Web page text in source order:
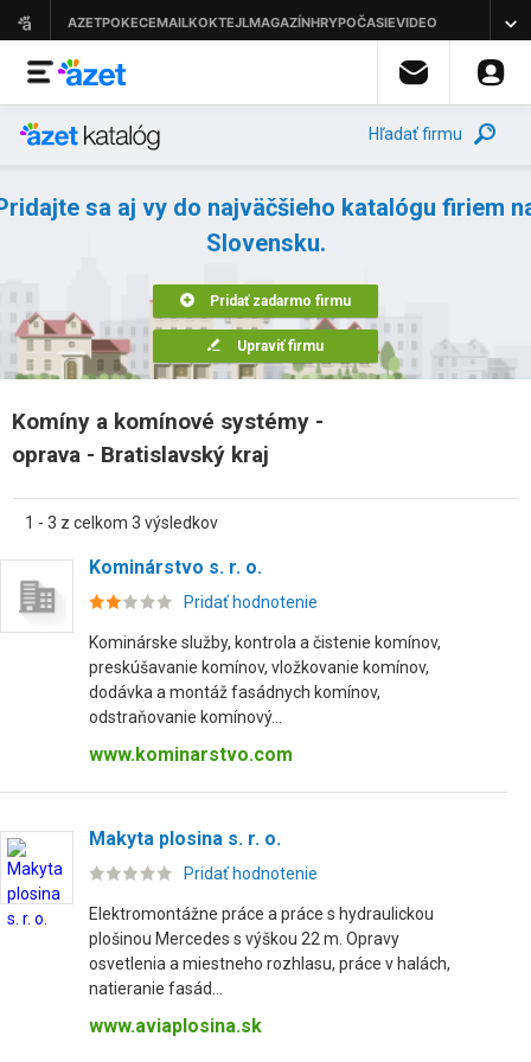
Hľadať firmu
sa aj vy do najväčšieho katalógu firiem
Slovensku.
Pridať zadarmo firmu
Upraviť firmu
Komíny a komínové systémy -
oprava - Bratislavský kraj
1 - 3 z celkom 3 výsledkov
Kominárstvo s. r. o.
Pridať hodnotenie
Kominárske služby, kontrola a čistenie komínov,
preskúšavanie komínov, vložkovanie komínov,
dodávka a montáž fasádnych komínov,
odstraňovanie komínový...
www.kominarstvo.com
Makyta plosina s. r. o.
Pridať hodnotenie
Elektromontážne práce a práce s hydraulickou
plošinou Mercedes s výškou 22 m. Opravy
osvetlenia a miestneho rozhlasu, práce v halách,
natieranie fasád...
www.aviaplosina.sk